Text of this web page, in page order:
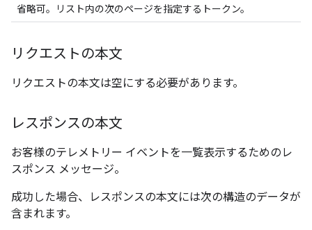
省略可。リスト内の次のページを指定するトークン。
リクエストの本文
リクエストの本文は空にする必要があります。
レスポンスの本文
お客様のテレメトリー イベントを一覧表示するためのレ
スポンス メッセージ。
成功した場合、レスポンスの本文には次の構造のデータが
含まれます。